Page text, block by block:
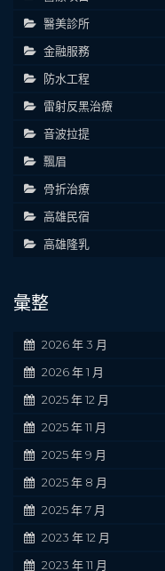
醫美診所
金融服務
防水工程
雷射反黑治療
音波拉提
飄眉
骨折治療
高雄民宿
高雄隆乳
彙整
2026 年 3 月
2026 年 1 月
2025 年 12 月
2025 年 11 月
2025 年 9 月
2025 年 8 月
2025 年 7 月
2023 年 12 月
2023 年 11 月